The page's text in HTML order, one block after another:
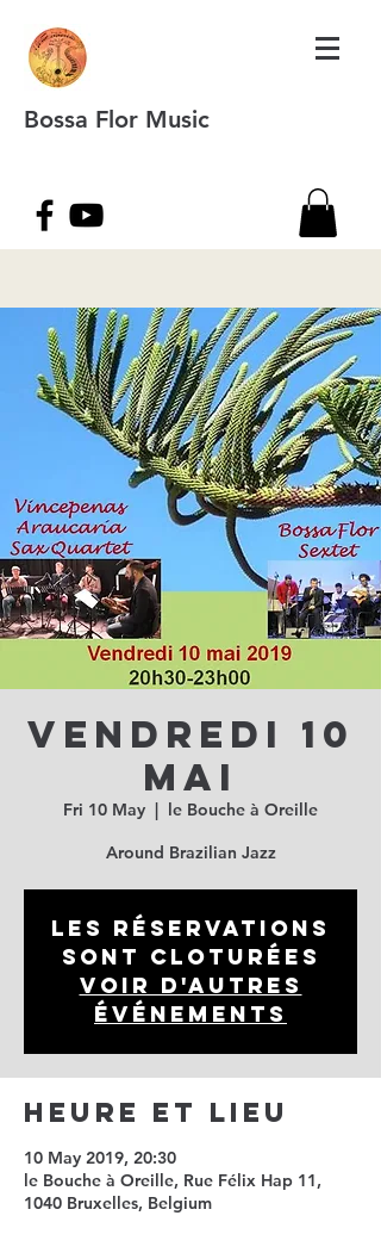
Bossa Flor Music
Vendredi 10
mai
Fri 10 May
  |
le Bouche à Oreille
Around Brazilian Jazz
Les réservations
sont cloturées
Voir d'autres
événements
Heure et Lieu
10 May 2019, 20:30
le Bouche à Oreille, Rue Félix Hap 11,
1040 Bruxelles, Belgium